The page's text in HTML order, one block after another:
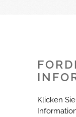
Klicken